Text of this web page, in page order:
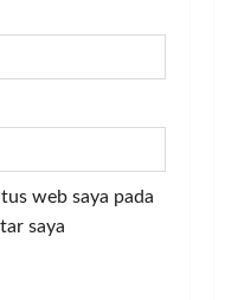
web saya pada
saya